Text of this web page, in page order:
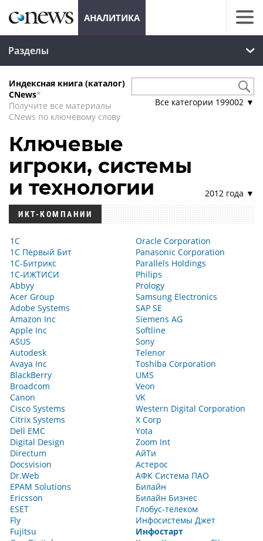
АНАЛИТИКА
Разделы
Индексная книга (каталог)
CNews*
Получите все материалы
CNews по ключевому слову
Все категории 199002 ▼
Ключевые
игроки, системы
и технологии
2012 года ▼
ИКТ-КОМПАНИИ
1С
1С Первый Бит
1С-Битрикс
1С-ИЖТИСИ
Abbyy
Acer Group
Adobe Systems
Amazon Inc
Apple Inc
ASUS
Autodesk
Avaya Inc
BlackBerry
Broadcom
Canon
Cisco Systems
Citrix Systems
Dell EMC
Digital Design
Directum
Docsvision
Dr.Web
EPAM Solutions
Ericsson
ESET
Fly
Fujitsu
Oracle Corporation
Panasonic Corporation
Parallels Holdings
Philips
Prology
Samsung Electronics
SAP SE
Siemens AG
Softline
Sony
Telenor
Toshiba Corporation
UMS
Veon
VK
Western Digital Corporation
X Corp
Yota
Zoom Int
АйТи
Астерос
АФК Система ПАО
Билайн
Билайн Бизнес
Глобус-телеком
Инфосистемы Джет
Инфостарт